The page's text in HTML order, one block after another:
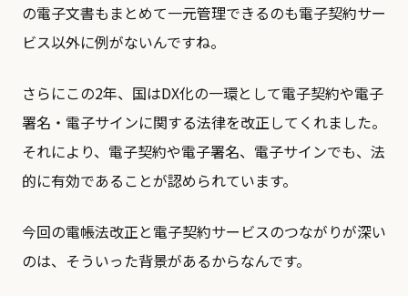
の電子文書もまとめて一元管理できるのも電子契約サー
ビス以外に例がないんですね。
さらにこの2年、国はDX化の一環として電子契約や電子
署名・電子サインに関する法律を改正してくれました。
それにより、電子契約や電子署名、電子サインでも、法
的に有効であることが認められています。
今回の電帳法改正と電子契約サービスのつながりが深い
のは、そういった背景があるからなんです。